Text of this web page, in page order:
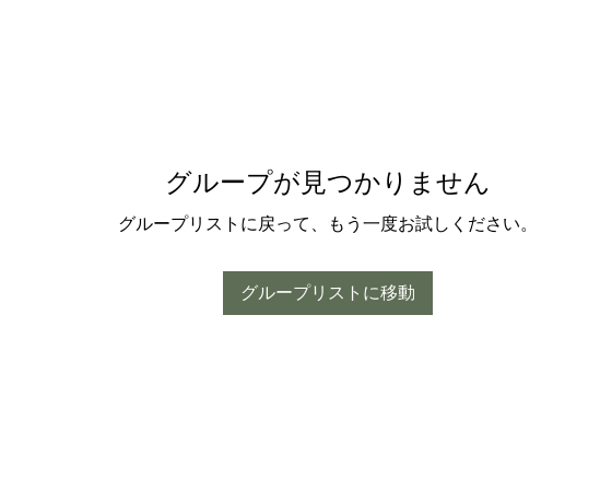
グループが見つかりません
グループリストに戻って、もう一度お試しください。
グループリストに移動